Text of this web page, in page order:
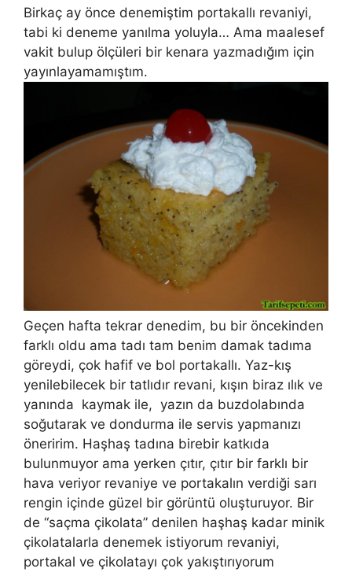
Birkaç ay önce denemiştim portakallı revaniyi,
tabi ki deneme yanılma yoluyla… Ama maalesef
vakit bulup ölçüleri bir kenara yazmadığım için
yayınlayamamıştım.
Geçen hafta tekrar denedim, bu bir öncekinden
farklı oldu ama tadı tam benim damak tadıma
göreydi, çok hafif ve bol portakallı. Yaz-kış
yenilebilecek bir tatlıdır revani, kışın biraz ılık ve
yanında kaymak ile, yazın da buzdolabında
soğutarak ve dondurma ile servis yapmanızı
öneririm. Haşhaş tadına birebir katkıda
bulunmuyor ama yerken çıtır, çıtır bir farklı bir
hava veriyor revaniye ve portakalın verdiği sarı
rengin içinde güzel bir görüntü oluşturuyor. Bir
de “saçma çikolata” denilen haşhaş kadar minik
çikolatalarla denemek istiyorum revaniyi,
portakal ve çikolatayı çok yakıştırıyorum